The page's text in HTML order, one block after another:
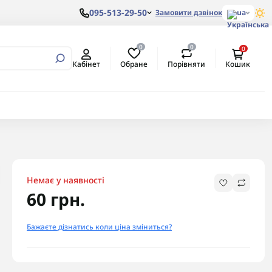
095-513-29-50 Замовити дзвінок ua
Кабінет
0
Обране
0
Порівняти
0
Кошик
Немає у наявності
60 грн.
Бажаєте дізнатись коли ціна зміниться?